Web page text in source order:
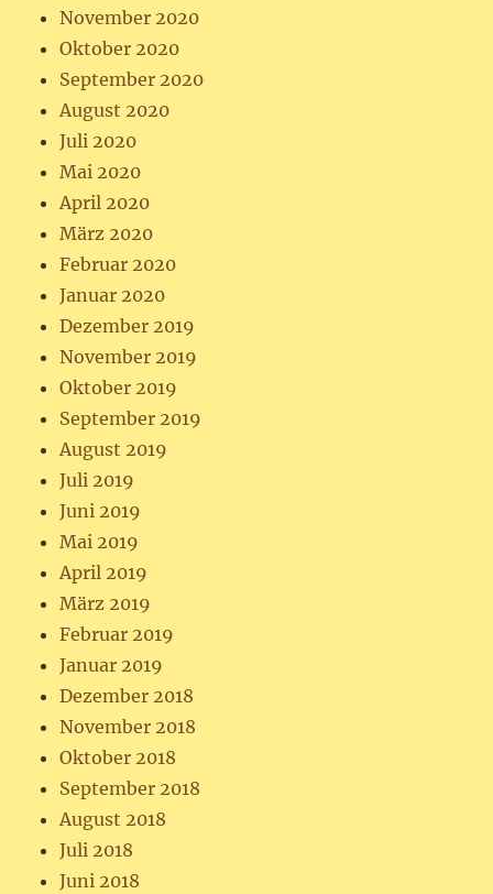
November 2020
Oktober 2020
September 2020
August 2020
Juli 2020
Mai 2020
April 2020
März 2020
Februar 2020
Januar 2020
Dezember 2019
November 2019
Oktober 2019
September 2019
August 2019
Juli 2019
Juni 2019
Mai 2019
April 2019
März 2019
Februar 2019
Januar 2019
Dezember 2018
November 2018
Oktober 2018
September 2018
August 2018
Juli 2018
Juni 2018